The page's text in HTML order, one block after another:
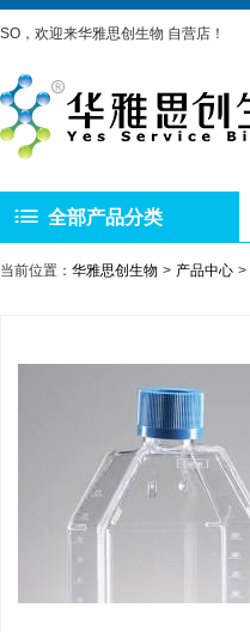
SO，欢迎来华雅思创生物 自营店！
全部产品分类
当前位置： 华雅思创生物 产品中心